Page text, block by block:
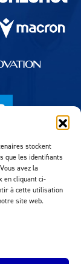
stockent
que les identifiants
avez la
en cliquant ci-
à cette utilisation
site web.